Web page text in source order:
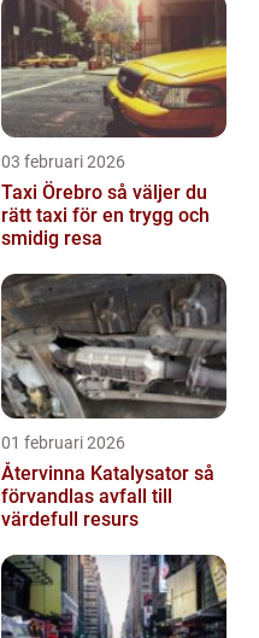
03 februari 2026
Taxi Örebro så väljer du
rätt taxi för en trygg och
smidig resa
01 februari 2026
Återvinna Katalysator så
förvandlas avfall till
värdefull resurs